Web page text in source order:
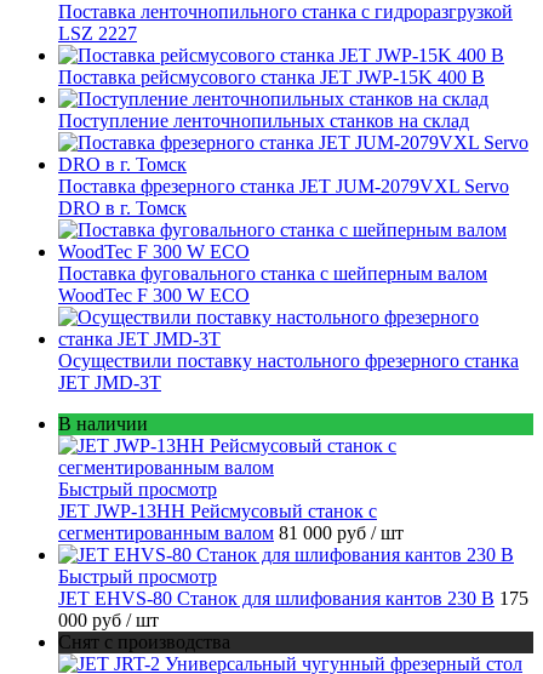
Поставка ленточнопильного станка c гидроразгрузкой
LSZ 2227
Поставка рейсмусового станка JET JWP-15K 400 В
Поступление ленточнопильных станков на склад
Поставка фрезерного станка JET JUM-2079VXL Servo
DRO в г. Томск
Поставка фуговального станка с шейперным валом
WoodTec F 300 W ECO
Осуществили поставку настольного фрезерного станка
JET JMD-3T
В наличии
Быстрый просмотр
JET JWP-13HH Рейсмусовый станок с
сегментированным валом 81 000 руб / шт
Быстрый просмотр
JET EHVS-80 Станок для шлифования кантов 230 В 175
000 руб / шт
Снят с производства